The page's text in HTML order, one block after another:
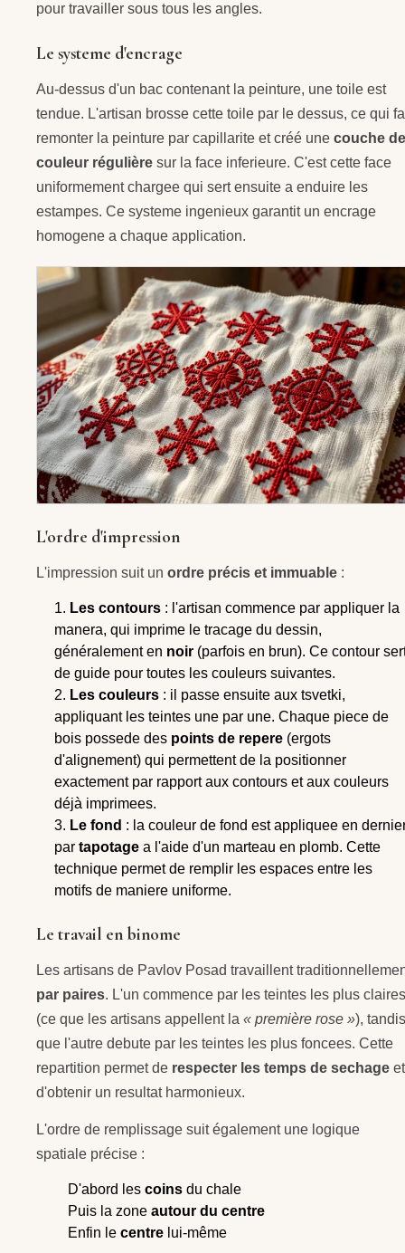
pour travailler sous tous les angles.
Le systeme d'encrage
Au-dessus d'un bac contenant la peinture, une toile est
tendue. L'artisan brosse cette toile par le dessus, ce qui
remonter la peinture par capillarite et créé une couche de
couleur régulière sur la face inferieure. C'est cette face
uniformement chargee qui sert ensuite a enduire les
estampes. Ce systeme ingenieux garantit un encrage
homogene a chaque application.
L'ordre d'impression
L'impression suit un ordre précis et immuable :
Les contours : l'artisan commence par appliquer la
manera, qui imprime le tracage du dessin,
généralement en noir (parfois en brun). Ce contour
de guide pour toutes les couleurs suivantes.
Les couleurs : il passe ensuite aux tsvetki,
appliquant les teintes une par une. Chaque piece de
bois possede des points de repere (ergots
d'alignement) qui permettent de la positionner
exactement par rapport aux contours et aux couleurs
déjà imprimees.
Le fond : la couleur de fond est appliquee en
par tapotage a l'aide d'un marteau en plomb. Cette
technique permet de remplir les espaces entre les
motifs de maniere uniforme.
Le travail en binome
Les artisans de Pavlov Posad travaillent
par paires. L'un commence par les teintes les plus claires
(ce que les artisans appellent la « première rose »), tandis
que l'autre debute par les teintes les plus foncees. Cette
repartition permet de respecter les temps de sechage et
d'obtenir un resultat harmonieux.
L'ordre de remplissage suit également une logique
spatiale précise :
D'abord les coins du chale
Puis la zone autour du centre
Enfin le centre lui-même